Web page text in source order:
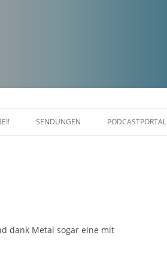
Inhalt
SENDUNGEN PODCASTPORTAL
dank Metal sogar eine mit